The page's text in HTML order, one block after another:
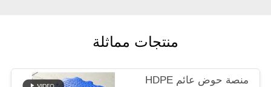
الموقع
منتجات مماثلة
منصة حوض عائم HDPE